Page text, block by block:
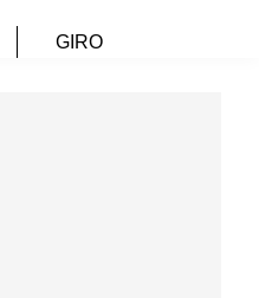
GIRO